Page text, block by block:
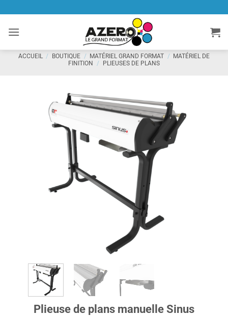
contenu
ACCUEIL / BOUTIQUE / MATÉRIEL GRAND FORMAT / MATÉRIEL DE
FINITION
/ PLIEUSES DE PLANS
Plieuse de plans manuelle Sinus